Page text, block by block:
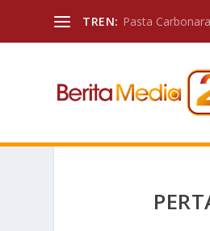
TREN: Pasta